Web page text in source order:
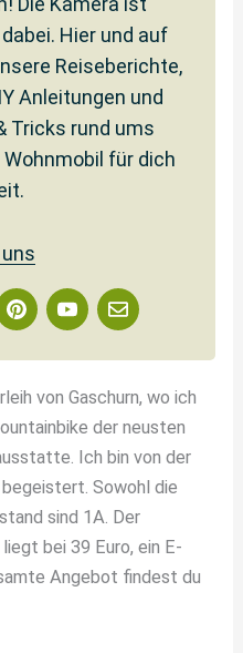
Hier und auf
Reiseberichte,
Anleitungen und
Tricks rund ums
für dich
von Gaschurn, wo ich
der neusten
Ich bin von der
Sowohl die
sind 1A. Der
bei 39 Euro, ein E-
Angebot findest du